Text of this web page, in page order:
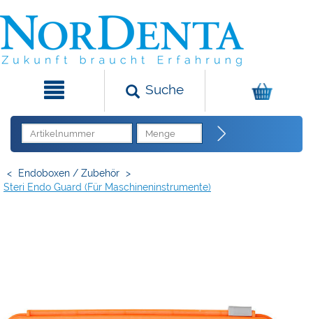
Suche
< Endoboxen / Zubehör >
Steri Endo Guard (für Maschineninstrumente)